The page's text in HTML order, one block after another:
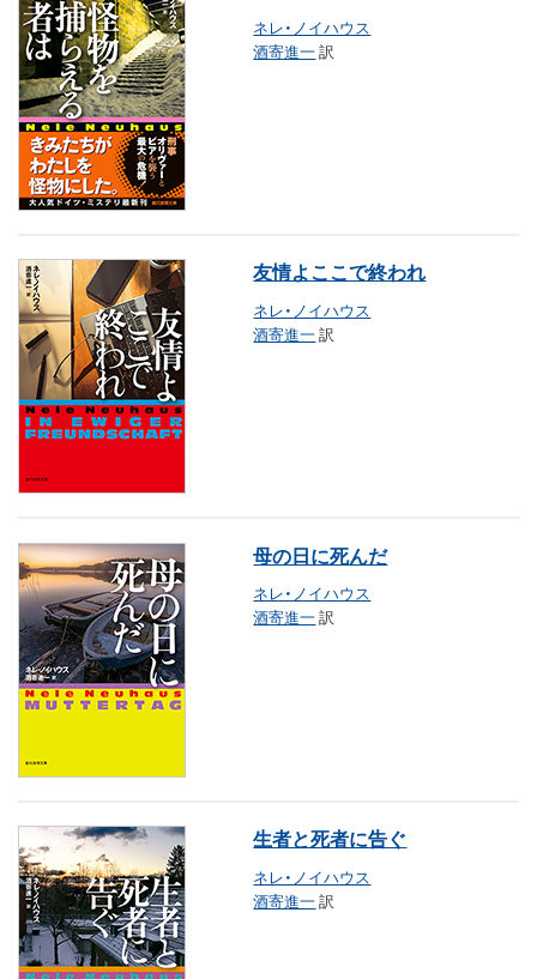
ネレ・ノイハウス
酒寄進一訳
友情よここで終われ
ネレ・ノイハウス
酒寄進一訳
母の日に死んだ
ネレ・ノイハウス
酒寄進一訳
生者と死者に告ぐ
ネレ・ノイハウス
酒寄進一訳